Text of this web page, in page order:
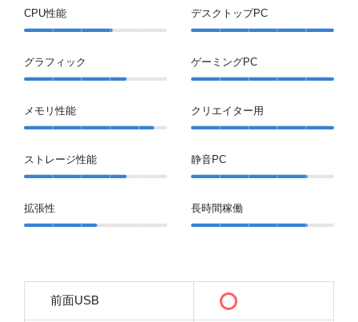
CPU性能
グラフィック
メモリ性能
ストレージ性能
拡張性
デスクトップPC
ゲーミングPC
クリエイター用
静音PC
長時間稼働
前面USB